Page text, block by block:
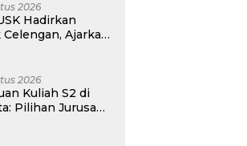
2026
Hadirkan
Celengan, Ajarkan
2026
Kuliah S2 di
Pilihan Jurusan,